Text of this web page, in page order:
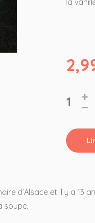
la
d’Alsace et il y a 13
soupe.